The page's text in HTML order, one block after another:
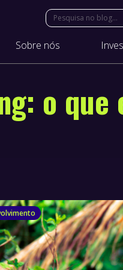
Search:
Sobre nós
o